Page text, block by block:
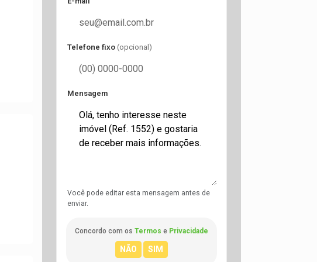
Telefone fixo (opcional)
Mensagem
Você pode editar esta mensagem antes de
enviar.
Concordo com os Termos e Privacidade